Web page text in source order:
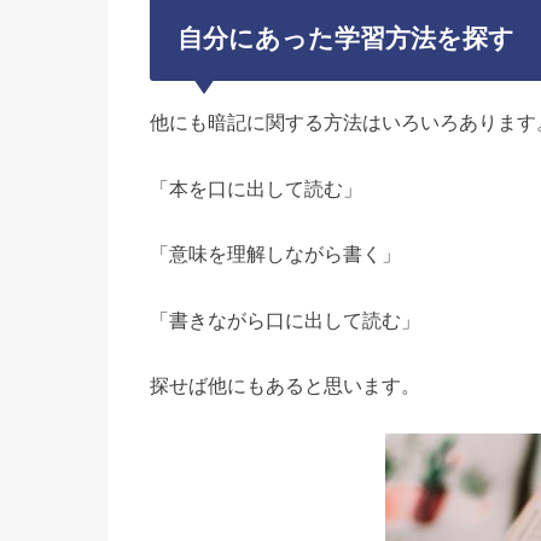
自分にあった学習方法を探す
他にも暗記に関する方法はいろいろあります
「本を口に出して読む」
「意味を理解しながら書く」
「書きながら口に出して読む」
探せば他にもあると思います。